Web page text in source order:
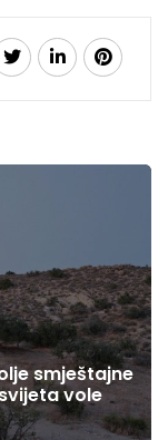
smještajne
vole